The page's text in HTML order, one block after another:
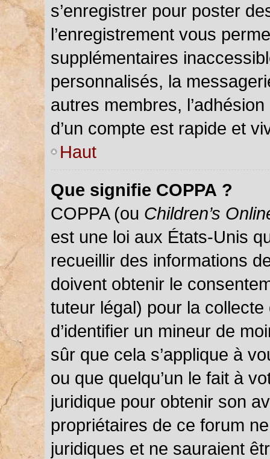
s’enregistrer pour poster
l’enregistrement vous
supplémentaires
personnalisés, la
autres membres,
d’un compte est rapide et
Haut
Que signifie COPPA ?
COPPA (ou Children’s
est une loi aux États-Unis
recueillir des informations
doivent obtenir le
tuteur légal) pour la
d’identifier un mineur de
sûr que cela s’applique à
ou que quelqu’un le fait à
juridique pour obtenir son
propriétaires de ce forum
juridiques et ne sauraient